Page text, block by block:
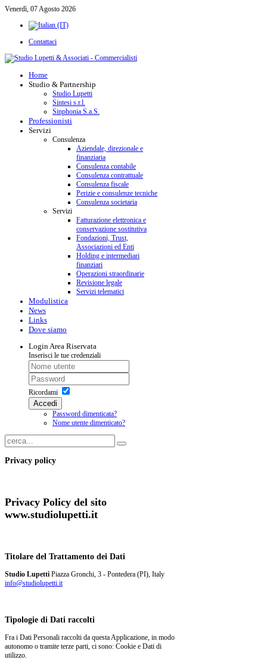
Venerdì, 07 Agosto 2026
Contattaci
Home
Studio & Partnership
Studio Lupetti
Sintesi s.r.l.
Sinphonia S.a.S.
Professionisti
Servizi
Consulenza
Aziendale, direzionale e
finanziaria
Consulenza contabile
Consulenza contrattuale
Consulenza fiscale
Perizie e consulenze tecniche
Consulenza societaria
Servizi
Fatturazione elettronica e
conservazione sostitutiva
Fondazioni, Trust,
Associazioni ed Enti
Holding e intermediari
finanziari
Operazioni straordinarie
Revisione legale
Servizi telematici
Modulistica
News
Links
Dove siamo
LoginArea Riservata
Inserisci le tue credenziali
Ricordami
Accedi
Password dimenticata?
Nome utente dimenticato?
Privacy policy
Privacy Policy del sito
www.studiolupetti.it
Titolare del Trattamento dei Dati
Studio Lupetti Piazza Gronchi, 3 - Pontedera (PI), Italy
info@studiolupetti.it
Tipologie di Dati raccolti
Fra i Dati Personali raccolti da questa Applicazione, in modo
autonomo o tramite terze parti, ci sono: Cookie e Dati di
utilizzo.